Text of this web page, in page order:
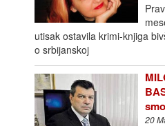
utisak ostavila krimi-knjiga
o srbijanskoj
20